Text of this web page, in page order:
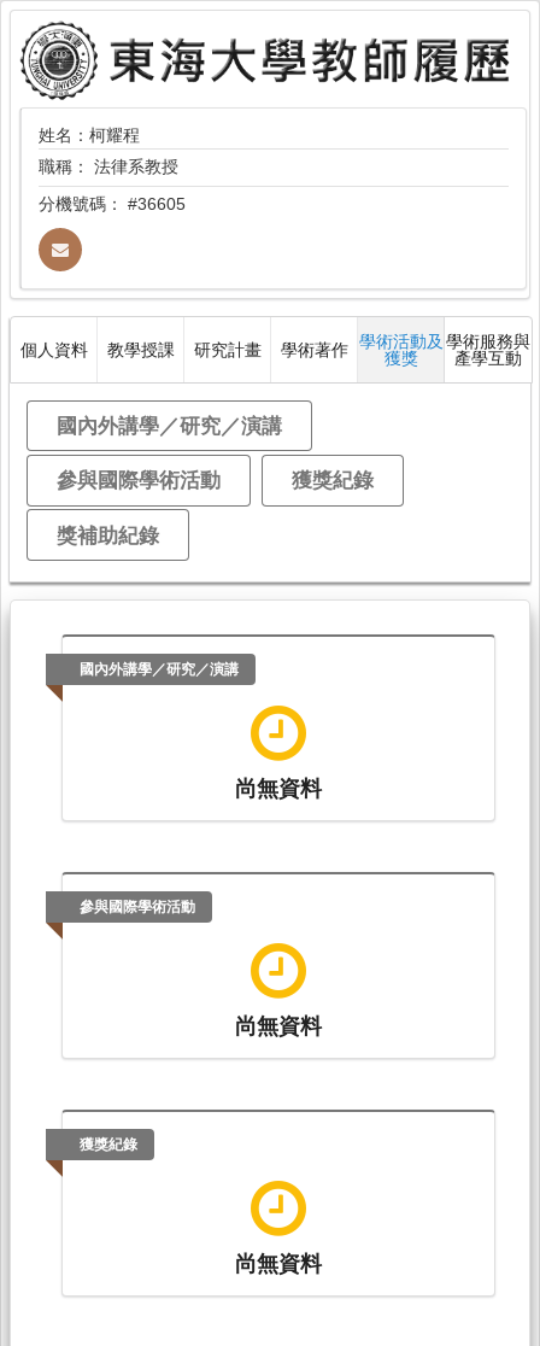
姓名：柯耀程
職稱： 法律系教授
分機號碼： #36605
個人資料 教學授課 研究計畫 學術著作 學術活動及
獲獎
學術服務與
產學互動
國內外講學／研究／演講
參與國際學術活動 獲獎紀錄
獎補助紀錄
國內外講學／研究／演講
尚無資料
參與國際學術活動
尚無資料
獲獎紀錄
尚無資料